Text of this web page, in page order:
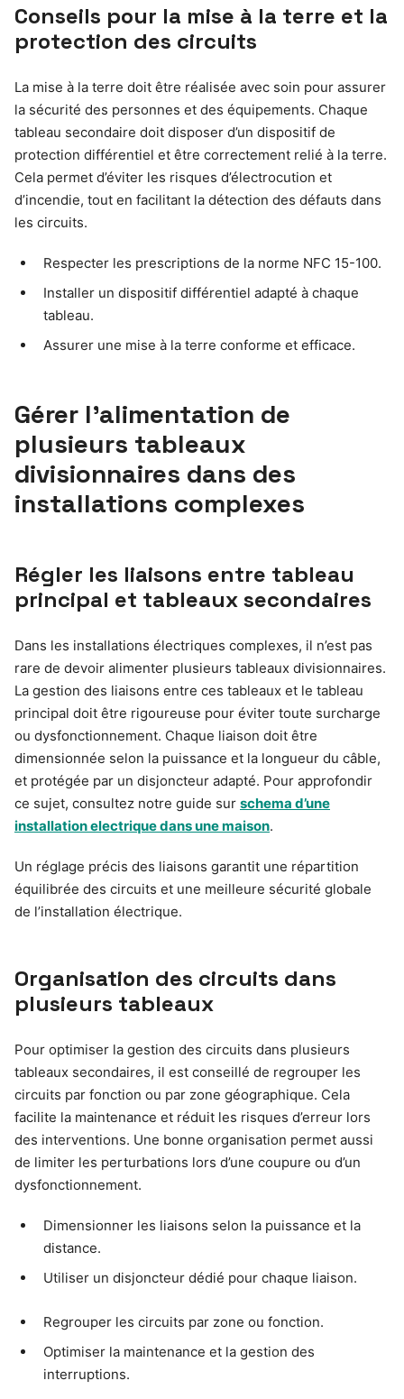
Conseils pour la mise à la terre et la
protection des circuits
La mise à la terre doit être réalisée avec soin pour assurer
la sécurité des personnes et des équipements. Chaque
tableau secondaire doit disposer d’un dispositif de
protection différentiel et être correctement relié à la terre.
Cela permet d’éviter les risques d’électrocution et
d’incendie, tout en facilitant la détection des défauts dans
les circuits.
Respecter les prescriptions de la norme NFC 15-100.
Installer un dispositif différentiel adapté à chaque
tableau.
Assurer une mise à la terre conforme et efficace.
Gérer l’alimentation de
plusieurs tableaux
divisionnaires dans des
installations complexes
Régler les liaisons entre tableau
principal et tableaux secondaires
Dans les installations électriques complexes, il n’est pas
rare de devoir alimenter plusieurs tableaux divisionnaires.
La gestion des liaisons entre ces tableaux et le tableau
principal doit être rigoureuse pour éviter toute surcharge
ou dysfonctionnement. Chaque liaison doit être
dimensionnée selon la puissance et la longueur du câble,
et protégée par un disjoncteur adapté. Pour approfondir
ce sujet, consultez notre guide sur schema d’une
installation electrique dans une maison.
Un réglage précis des liaisons garantit une répartition
équilibrée des circuits et une meilleure sécurité globale
de l’installation électrique.
Organisation des circuits dans
plusieurs tableaux
Pour optimiser la gestion des circuits dans plusieurs
tableaux secondaires, il est conseillé de regrouper les
circuits par fonction ou par zone géographique. Cela
facilite la maintenance et réduit les risques d’erreur lors
des interventions. Une bonne organisation permet aussi
de limiter les perturbations lors d’une coupure ou d’un
dysfonctionnement.
Dimensionner les liaisons selon la puissance et la
distance.
Utiliser un disjoncteur dédié pour chaque liaison.
Regrouper les circuits par zone ou fonction.
Optimiser la maintenance et la gestion des
interruptions.